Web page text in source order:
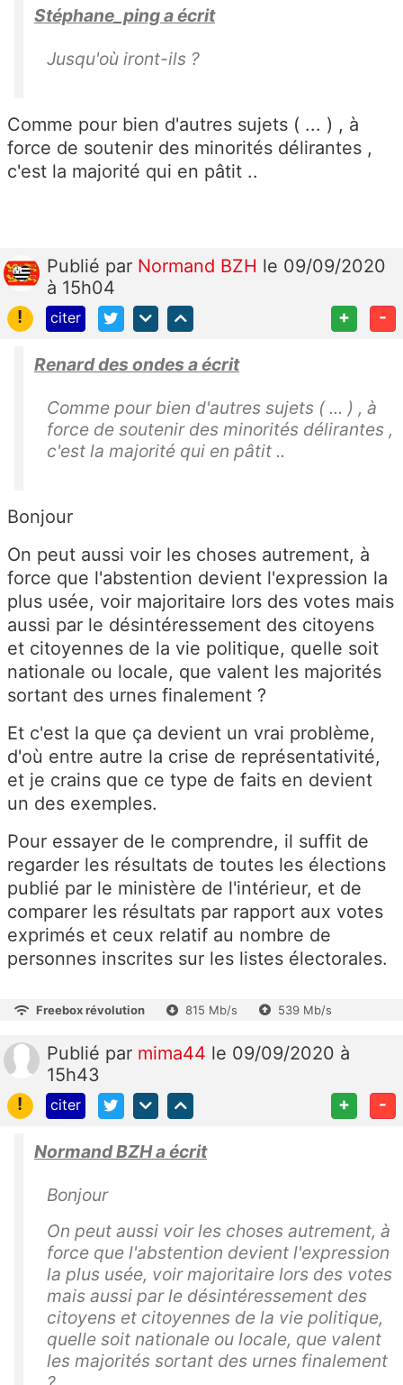
Stéphane_ping a écrit
Jusqu'où iront-ils ?
Comme pour bien d'autres sujets ( ... ) , à
force de soutenir des minorités délirantes ,
c'est la majorité qui en pâtit ..
Publié par Normand BZH le 09/09/2020
à 15h04
!
citer + -
Renard des ondes a écrit
Comme pour bien d'autres sujets ( ... ) , à
force de soutenir des minorités délirantes ,
c'est la majorité qui en pâtit ..
Bonjour
On peut aussi voir les choses autrement, à
force que l'abstention devient l'expression la
plus usée, voir majoritaire lors des votes mais
aussi par le désintéressement des citoyens
et citoyennes de la vie politique, quelle soit
nationale ou locale, que valent les majorités
sortant des urnes finalement ?
Et c'est la que ça devient un vrai problème,
d'où entre autre la crise de représentativité,
et je crains que ce type de faits en devient
un des exemples.
Pour essayer de le comprendre, il suffit de
regarder les résultats de toutes les élections
publié par le ministère de l'intérieur, et de
comparer les résultats par rapport aux votes
exprimés et ceux relatif au nombre de
personnes inscrites sur les listes électorales.
Freebox révolution 815 Mb/s 539 Mb/s
Publié par mima44 le 09/09/2020 à
15h43
!
citer + -
Normand BZH a écrit
Bonjour
On peut aussi voir les choses autrement, à
force que l'abstention devient l'expression
la plus usée, voir majoritaire lors des votes
mais aussi par le désintéressement des
citoyens et citoyennes de la vie politique,
quelle soit nationale ou locale, que valent
les majorités sortant des urnes finalement